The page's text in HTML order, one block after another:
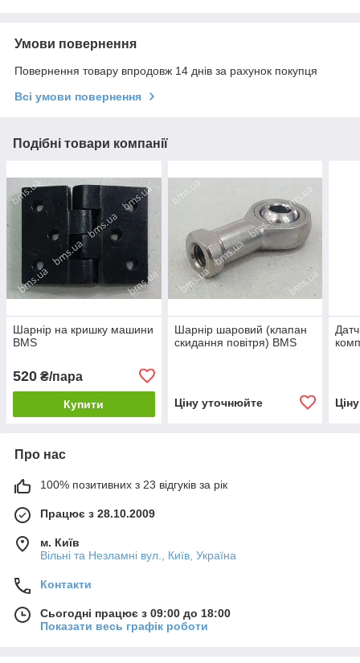
Умови повернення
Повернення товару впродовж 14 днів за рахунок покупця
Всі умови повернення
Подібні товари компанії
Шарнір на кришку машини
BMS
520 ₴/пара
Купити
Шарнір шаровий (клапан
скидання повітря) BMS
Ціну уточнюйте
Про нас
100% позитивних з 23 відгуків за рік
Працює з 28.10.2009
м. Київ
Вільні та Незламні вул., Київ, Україна
Контакти
Сьогодні працює з 09:00 до 18:00
Показати весь графік роботи